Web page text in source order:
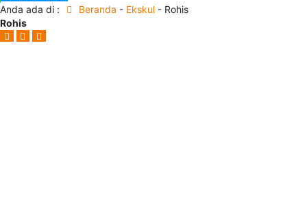
Anda ada di : Beranda - Ekskul- Rohis
Rohis